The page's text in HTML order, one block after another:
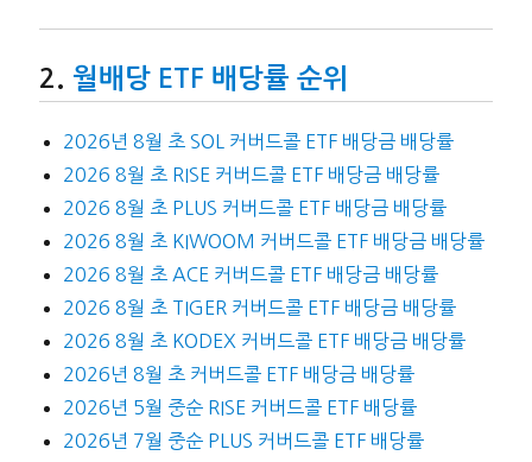
월배당 ETF 배당률 순위
2026년 8월 초 SOL 커버드콜 ETF 배당금 배당률
2026 8월 초 RISE 커버드콜 ETF 배당금 배당률
2026 8월 초 PLUS 커버드콜 ETF 배당금 배당률
2026 8월 초 KIWOOM 커버드콜 ETF 배당금 배당률
2026 8월 초 ACE 커버드콜 ETF 배당금 배당률
2026 8월 초 TIGER 커버드콜 ETF 배당금 배당률
2026 8월 초 KODEX 커버드콜 ETF 배당금 배당률
2026년 8월 초 커버드콜 ETF 배당금 배당률
2026년 5월 중순 RISE 커버드콜 ETF 배당률
2026년 7월 중순 PLUS 커버드콜 ETF 배당률